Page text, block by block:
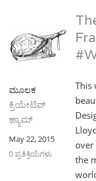
ಮೂಲಕ
ಕ್ರಿಯೇಟಿವ್
ಹ್ಯಾಮ್
May 22, 2015
0 ಪ್ರತಿಕ್ರಿಯೆಗಳು
This
the